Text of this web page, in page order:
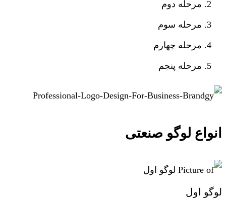
مرحله دوم
مرحله سوم
مرحله چهارم
مرحله پنجم
انواع لوگو صنعتی
لوگو اول